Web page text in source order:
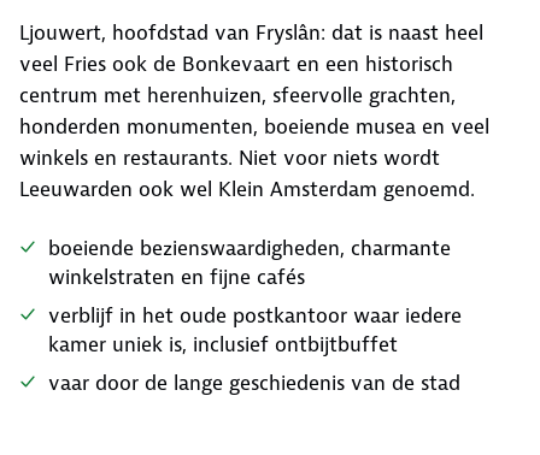
Ljouwert, hoofdstad van Fryslân: dat is naast heel
veel Fries ook de Bonkevaart en een historisch
centrum met herenhuizen, sfeervolle grachten,
honderden monumenten, boeiende musea en veel
winkels en restaurants. Niet voor niets wordt
Leeuwarden ook wel Klein Amsterdam genoemd.
boeiende bezienswaardigheden, charmante
winkelstraten en fijne cafés
verblijf in het oude postkantoor waar iedere
kamer uniek is, inclusief ontbijtbuffet
vaar door de lange geschiedenis van de stad